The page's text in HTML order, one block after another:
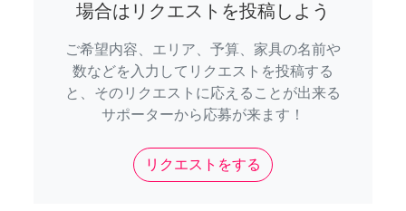
場合はリクエストを投稿しよう
ご希望内容、エリア、予算、家具の名前や
数などを入力してリクエストを投稿する
と、そのリクエストに応えることが出来る
サポーターから応募が来ます！
リクエストをする